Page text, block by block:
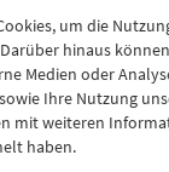
Mai 2007
Mi Do Fr
02 03 04
09 10 11
16 17
um die
hinaus
Medien oder
Ihre Nutzung
mit weiteren
haben.